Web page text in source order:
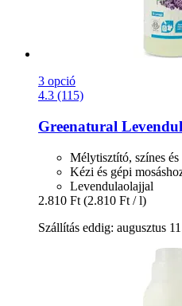
3 opció
4.3 (115)
Greenatural
Mélytisztító, színes
Kézi és gépi
Levendulaolajjal
2.810 Ft (2.810 Ft / l)
Szállítás eddig: augusztus